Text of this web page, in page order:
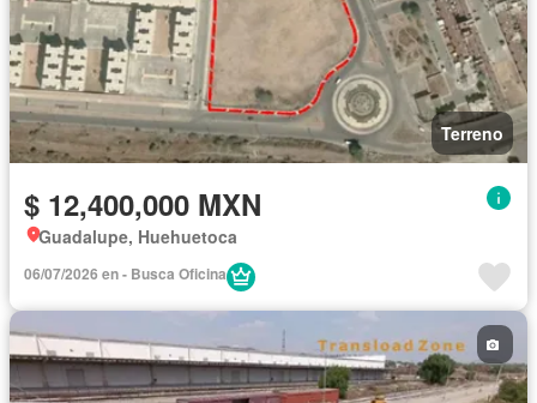
Terreno
$ 12,400,000 MXN
Guadalupe, Huehuetoca
06/07/2026 en - Busca Oficina